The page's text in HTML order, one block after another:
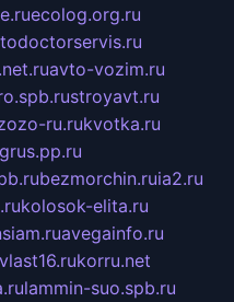
ecolog.org.ru
avto-vozim.ru
stroyavt.ru
ru.rukvotka.ru
bezmorchin.ruia2.ru
kolosok-elita.ru
avegainfo.ru
vlast16.rukorru.net
lammin-suo.spb.ru